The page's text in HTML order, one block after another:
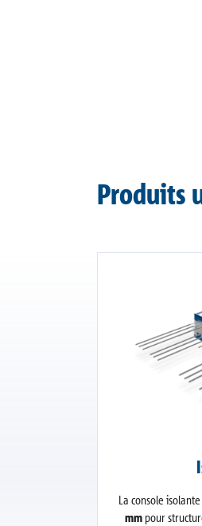
Produits
La console
mm pour